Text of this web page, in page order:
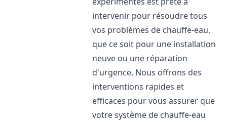
intervenir pour résoudre tous
vos problèmes de chauffe-eau,
que ce soit pour une installation
neuve ou une réparation
d'urgence. Nous offrons des
interventions rapides et
efficaces pour vous assurer que
votre système de chauffe-eau